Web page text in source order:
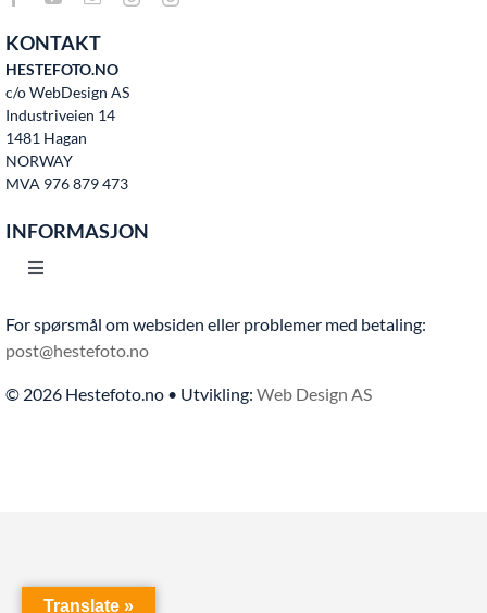
Agria Oslo Horse Show 2023
Bli medlem
Kontakt oss
KONTAKT
HESTEFOTO.NO
c/o WebDesign AS
Industriveien 14
1481 Hagan
NORWAY
MVA 976 879 473
INFORMASJON
Toggle
Hjem
Bruksvilkår
For spørsmål om websiden eller problemer med betaling:
post@hestefoto.no
© 2026 Hestefoto.no • Utvikling: Web Design AS
Translate »